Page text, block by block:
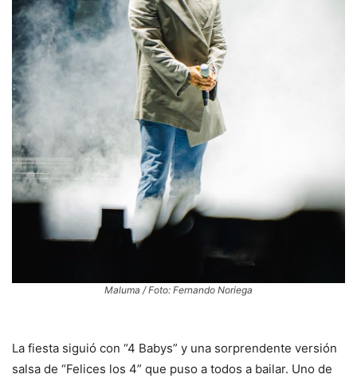
Maluma / Foto: Fernando Noriega
La fiesta siguió con “4 Babys” y una sorprendente versión
salsa de “Felices los 4” que puso a todos a bailar. Uno de